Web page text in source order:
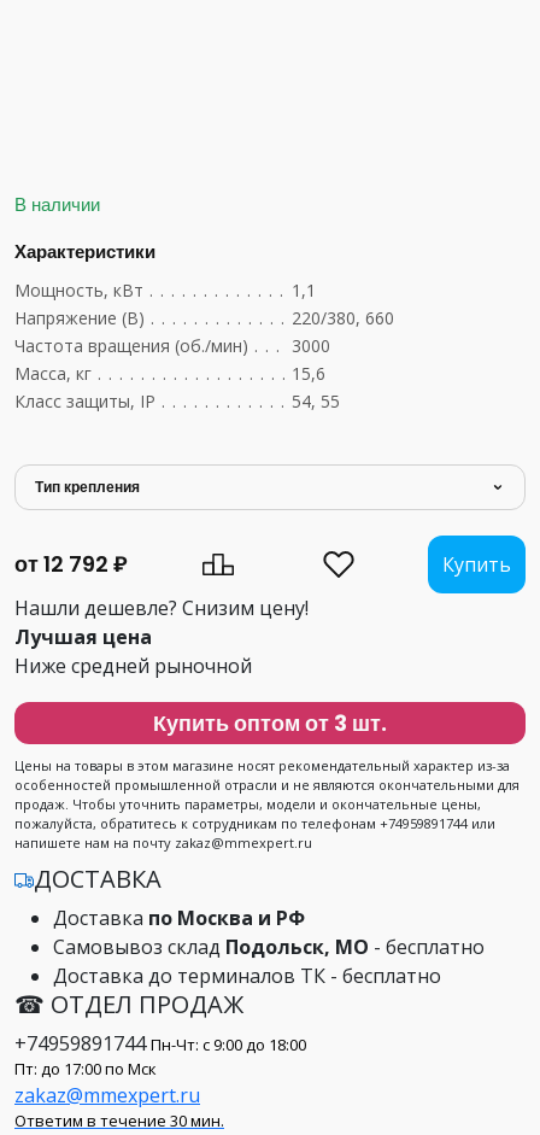
В наличии
Характеристики
Мощность, кВт
1,1
Напряжение (В)
220/380, 660
Частота вращения (об./мин)
3000
Масса, кг
15,6
Класс защиты, IP
54, 55
Тип крепления
от 12 792 ₽
Купить
Нашли дешевле? Снизим цену!
Лучшая цена
Ниже средней рыночной
Купить оптом от 3 шт.
Цены на товары в этом магазине носят рекомендательный характер из-за
особенностей промышленной отрасли и не являются окончательными для
продаж. Чтобы уточнить параметры, модели и окончательные цены,
пожалуйста, обратитесь к сотрудникам по телефонам +74959891744 или
напишете нам на почту zakaz@mmexpert.ru
ДОСТАВКА
Доставка по Москва и РФ
Самовывоз склад Подольск, МО - бесплатно
Доставка до терминалов ТК - бесплатно
☎ ОТДЕЛ ПРОДАЖ
+74959891744 Пн-Чт: с 9:00 до 18:00
Пт: до 17:00 по Мск
zakaz@mmexpert.ru
Ответим в течение 30 мин.